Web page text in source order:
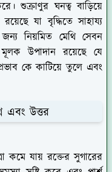
শুক্রাণুর ঘনত্ব বাড়িয়ে
যা বৃদ্ধিতে সাহায্য
নিয়মিত মেথি সেবন
উপাদান রয়েছে যে
কে কাটিয়ে তুলে এবং
এবং উত্তর
কমে যায় রক্তের সুগারের